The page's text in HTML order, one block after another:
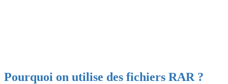
Pourquoi on utilise des fichiers RAR ?